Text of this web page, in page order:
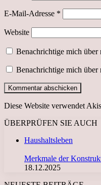
E-Mail-Adresse *
Website
Benachrichtige mich
Benachrichtige mich
Diese Website verwendet
ÜBERPRÜFEN SIE AUCH
Haushaltsleben
Merkmale der
18.12.2025